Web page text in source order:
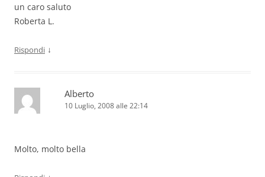
un caro saluto
Roberta L.
Rispondi ↓
Alberto
10 Luglio, 2008 alle 22:14
Molto, molto bella